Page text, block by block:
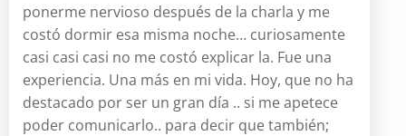
ponerme nervioso después de la charla y me
costó dormir esa misma noche… curiosamente
casi casi casi no me costó explicar la. Fue una
experiencia. Una más en mi vida. Hoy, que no ha
destacado por ser un gran día .. si me apetece
poder comunicarlo.. para decir que también;